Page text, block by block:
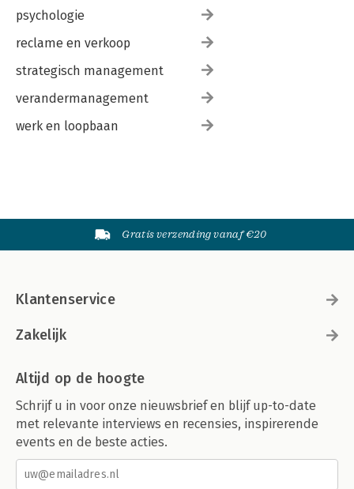
psychologie
reclame en verkoop
strategisch management
verandermanagement
werk en loopbaan
Gratis verzending vanaf €20
Klantenservice
Zakelijk
Altijd op de hoogte
Schrijf u in voor onze nieuwsbrief en blijf up-to-date
met relevante interviews en recensies, inspirerende
events en de beste acties.